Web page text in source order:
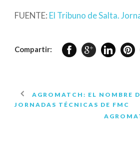
FUENTE: El Tribuno de Salta.
Compartir:
AGROMATCH: EL NOMBRE
JORNADAS TÉCNICAS DE FMC